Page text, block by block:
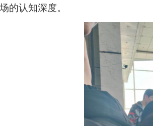
的认知深度。